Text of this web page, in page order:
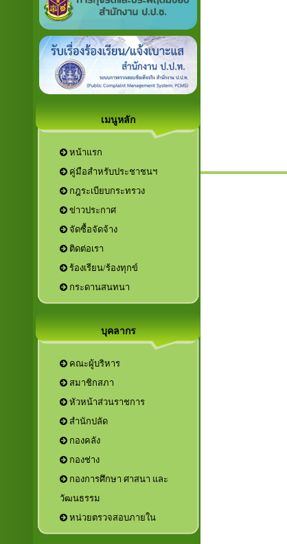
เมนูหลัก
หน้าแรก
คู่มือสำหรับประชาชนฯ
กฎระเบียบกระทรวง
ข่าวประกาศ
จัดซื้อจัดจ้าง
ติดต่อเรา
ร้องเรียน/ร้องทุกข์
กระดานสนทนา
บุคลากร
คณะผู้บริหาร
สมาชิกสภา
หัวหน้าส่วนราชการ
กองการศึกษา ศาสนา และ
วัฒนธรรม
หน่วยตรวจสอบภายใน